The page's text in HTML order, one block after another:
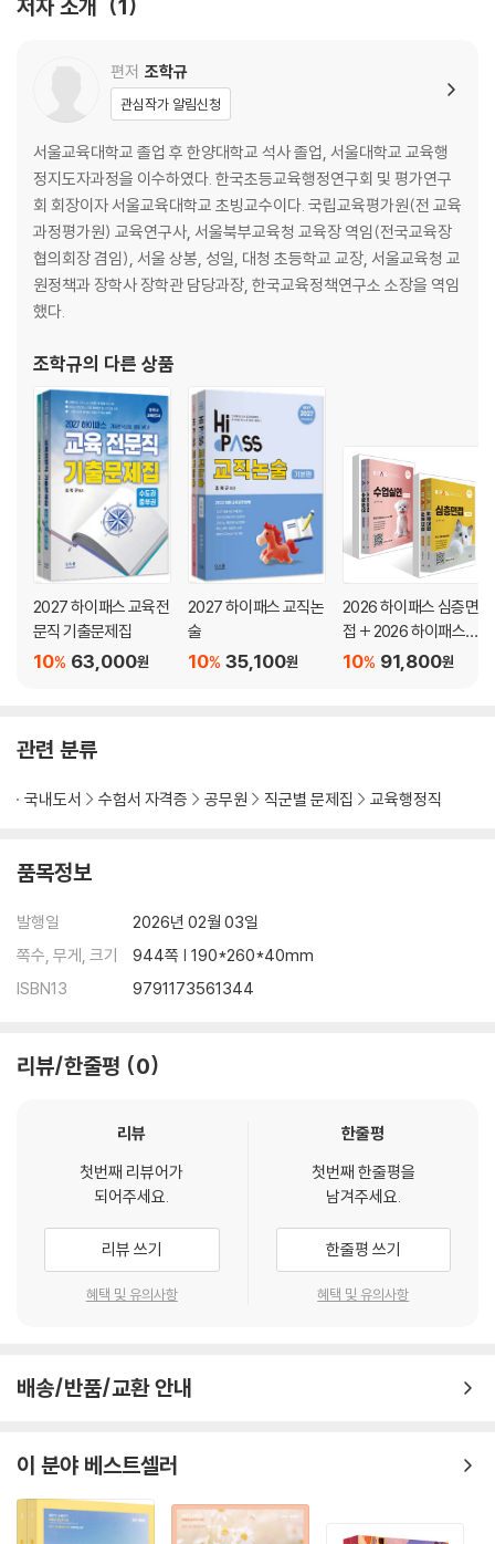
PART 02 기획안 작성의 실제131
PART 04 정책보고서 작성 매뉴얼155
PART 05 공문서 작성법161
PART 06 실전 문제173
제4장 교직교양
PART 01 교원의 복무188
PART 02 교원의 임용225
PART 03 교원의 휴·복직240
PART 04 교원의 평정247
PART 05 교원의 징계255
PART 07 컨설팅장학336
PART 08 2022 개정교육과정345
PART 09 실전문제371
제5장 심층면접
PART 01 심층면접468
PART 02 실전문제479
제6장 집단토의
PART 01 집단토의612
PART 02 실전문제622
PART 02 정책논술30
PART 04 심층면접42
2024
PART 02 정책논술89
PART 03 교육기획97
PART 04 심층면접104
PART 01 교직교양116
PART 02 정책논술130
PART 04 심층면접146
PART 01 교직교양156
PART 02 정책논술169
PART 03 교육기획185
PART 04 심층면접198
PART 02 정책논술235
제8장 배경지식
PART 01 교육 명언 264
저자 소개 1
편저 조학규
관심작가 알림신청
서울교육대학교 졸업 후 한양대학교 석사 졸업, 서울대학교 교육행
정지도자과정을 이수하였다. 한국초등교육행정연구회 및 평가연구
회 회장이자 서울교육대학교 초빙교수이다. 국립교육평가원(전 교육
과정평가원) 교육연구사, 서울북부교육청 교육장 역임(전국교육장
협의회장 겸임), 서울 상봉, 성일, 대청 초등학교 교장, 서울교육청 교
원정책과 장학사 장학관 담당과장, 한국교육정책연구소 소장을 역임
했다.
조학규의 다른 상품
2027 하이패스 교육전
문직 기출문제집
63,000원
10%
2027 하이패스 교직논
술
35,100원
10%
2026 하이패스 심층면
접 + 2026 하이패스
수업실연 세트
91,800원
10%
관련 분류
국내도서 수험서 자격증 공무원 직군별 문제집 교육행정직
품목정보
발행일
2026년 02월 03일
쪽수, 무게, 크기
944쪽 | 190*260*40mm
ISBN13
9791173561344
리뷰/한줄평 0
리뷰
첫번째 리뷰어가
되어주세요.
리뷰 쓰기
혜택 및 유의사항
한줄평
첫번째 한줄평을
남겨주세요.
한줄평 쓰기
혜택 및 유의사항
배송/반품/교환 안내
이 분야 베스트셀러